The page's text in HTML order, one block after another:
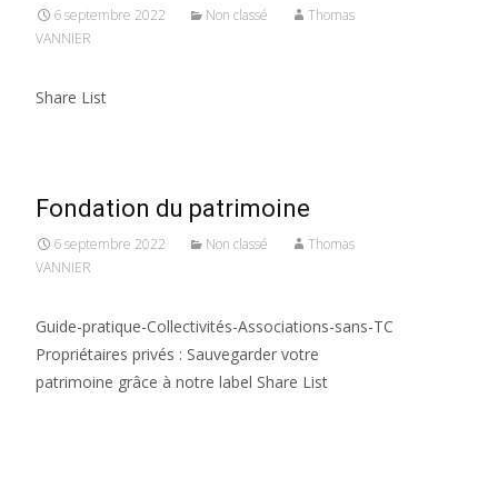
6 septembre 2022 Non classé
Thomas
VANNIER
Share List
Fondation du patrimoine
6 septembre 2022 Non classé
Thomas
VANNIER
Guide-pratique-Collectivités-Associations-sans-TC
Propriétaires privés : Sauvegarder votre
patrimoine grâce à notre label Share List